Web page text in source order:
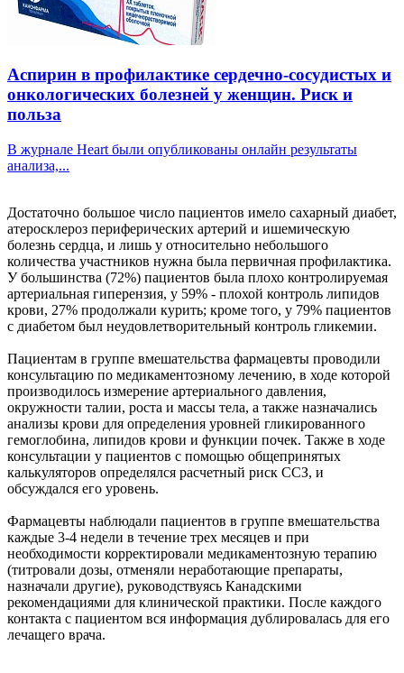
Аспирин в профилактике сердечно-сосудистых и
онкологических болезней у женщин. Риск и
польза
В журнале Heart были опубликованы онлайн результаты
анализа,...
Достаточно большое число пациентов имело сахарный диабет,
атеросклероз периферических артерий и ишемическую
болезнь сердца, и лишь у относительно небольшого
количества участников нужна была первичная профилактика.
У большинства (72%) пациентов была плохо контролируемая
артериальная гиперензия, у 59% - плохой контроль липидов
крови, 27% продолжали курить; кроме того, у 79% пациентов
с диабетом был неудовлетворительный контроль гликемии.
Пациентам в группе вмешательства фармацевты проводили
консультацию по медикаментозному лечению, в ходе которой
производилось измерение артериального давления,
окружности талии, роста и массы тела, а также назначались
анализы крови для определения уровней гликированного
гемоглобина, липидов крови и функции почек. Также в ходе
консультации у пациентов с помощью общепринятых
калькуляторов определялся расчетный риск ССЗ, и
обсуждался его уровень.
Фармацевты наблюдали пациентов в группе вмешательства
каждые 3-4 недели в течение трех месяцев и при
необходимости корректировали медикаментозную терапию
(титровали дозы, отменяли неработающие препараты,
назначали другие), руководствуясь Канадскими
рекомендациями для клинической практики. После каждого
контакта с пациентом вся информация дублировалась для его
лечащего врача.